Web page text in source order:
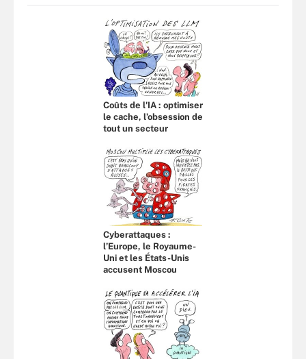
Coûts de l'IA : optimiser
le cache, l’obsession de
tout un secteur
Cyberattaques :
l’Europe, le Royaume-
Uni et les États-Unis
accusent Moscou